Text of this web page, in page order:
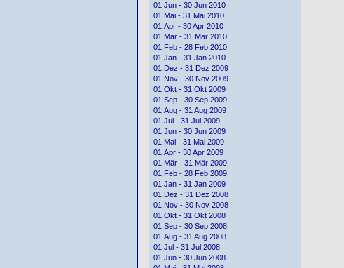
01.Jun - 30 Jun 2010
01.Mai - 31 Mai 2010
01.Apr - 30 Apr 2010
01.Mär - 31 Mär 2010
01.Feb - 28 Feb 2010
01.Jan - 31 Jan 2010
01.Dez - 31 Dez 2009
01.Nov - 30 Nov 2009
01.Okt - 31 Okt 2009
01.Sep - 30 Sep 2009
01.Aug - 31 Aug 2009
01.Jul - 31 Jul 2009
01.Jun - 30 Jun 2009
01.Mai - 31 Mai 2009
01.Apr - 30 Apr 2009
01.Mär - 31 Mär 2009
01.Feb - 28 Feb 2009
01.Jan - 31 Jan 2009
01.Dez - 31 Dez 2008
01.Nov - 30 Nov 2008
01.Okt - 31 Okt 2008
01.Sep - 30 Sep 2008
01.Aug - 31 Aug 2008
01.Jul - 31 Jul 2008
01.Jun - 30 Jun 2008